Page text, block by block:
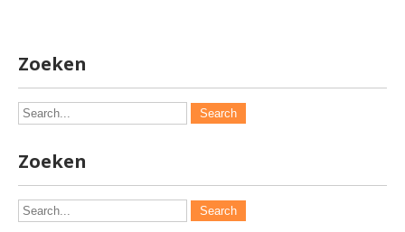
Zoeken
Zoeken